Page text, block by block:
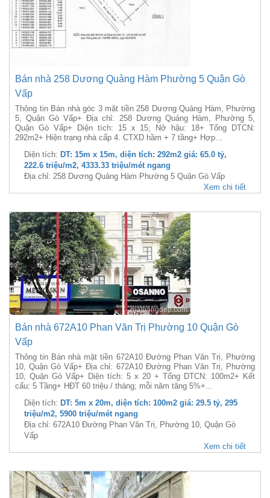
Bán nhà 258 Dương Quảng Hàm Phường 5 Quận Gò
Vấp
Thông tin Bán nhà góc 3 mặt tiền 258 Dương Quảng Hàm, Phường
5, Quận Gò Vấp+ Địa chỉ: 258 Dương Quảng Hàm, Phường 5,
Quận Gò Vấp+ Diện tích: 15 x 15; Nở hậu: 18+ Tổng DTCN:
292m2+ Hiện trạng nhà cấp 4. CTXD hầm + 7 tầng+ Hợp...
Diện tích: DT: 15m x 15m, diện tích: 292m2 giá: 65.0 tỷ,
222.6 triệu/m2, 4333.33 triệu/mét ngang
Địa chỉ: 258 Dương Quảng Hàm Phường 5 Quận Gò Vấp
Xem chi tiết
Bán nhà 672A10 Phan Văn Trị Phường 10 Quận Gò
Vấp
Thông tin Bán nhà mặt tiền 672A10 Đường Phan Văn Trị, Phường
10, Quận Gò Vấp+ Địa chỉ: 672A10 Đường Phan Văn Trị, Phường
10, Quận Gò Vấp+ Diện tích: 5 x 20 + Tổng DTCN: 100m2+ Kết
cấu: 5 Tầng+ HĐT 60 triệu / tháng; mỗi năm tăng 5%+...
Diện tích: DT: 5m x 20m, diện tích: 100m2 giá: 29.5 tỷ, 295
triệu/m2, 5900 triệu/mét ngang
Địa chỉ: 672A10 Đường Phan Văn Trị, Phường 10, Quận Gò
Vấp
Xem chi tiết